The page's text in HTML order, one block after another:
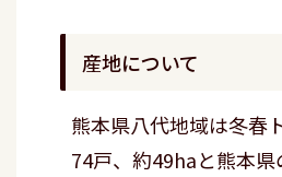
産地について
熊本県八代地域は冬春
74戸、約49haと熊本